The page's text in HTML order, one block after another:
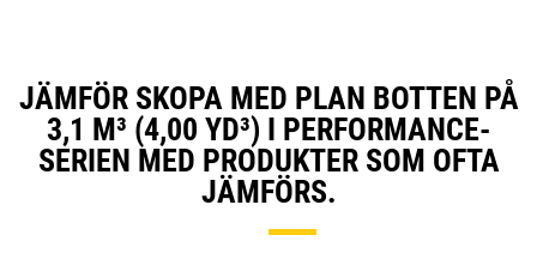
JÄMFÖR SKOPA MED PLAN BOTTEN PÅ
3,1 M³ (4,00 YD³) I PERFORMANCE-
SERIEN MED PRODUKTER SOM OFTA
JÄMFÖRS.